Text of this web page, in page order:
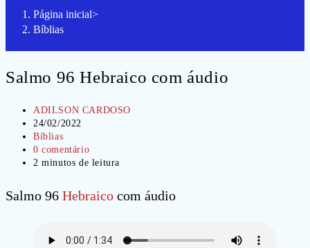
Página inicial>
Bíblias
Salmo 96 Hebraico com áudio
Autor
do
post:
ADILSON CARDOSO
Post
publicado:
24/02/2022
Categoria
do
post:
Bíblias
Comentários
do
0 comentário
Tempo
2 minutos de leitura
Salmo 96 Hebraico com áudio